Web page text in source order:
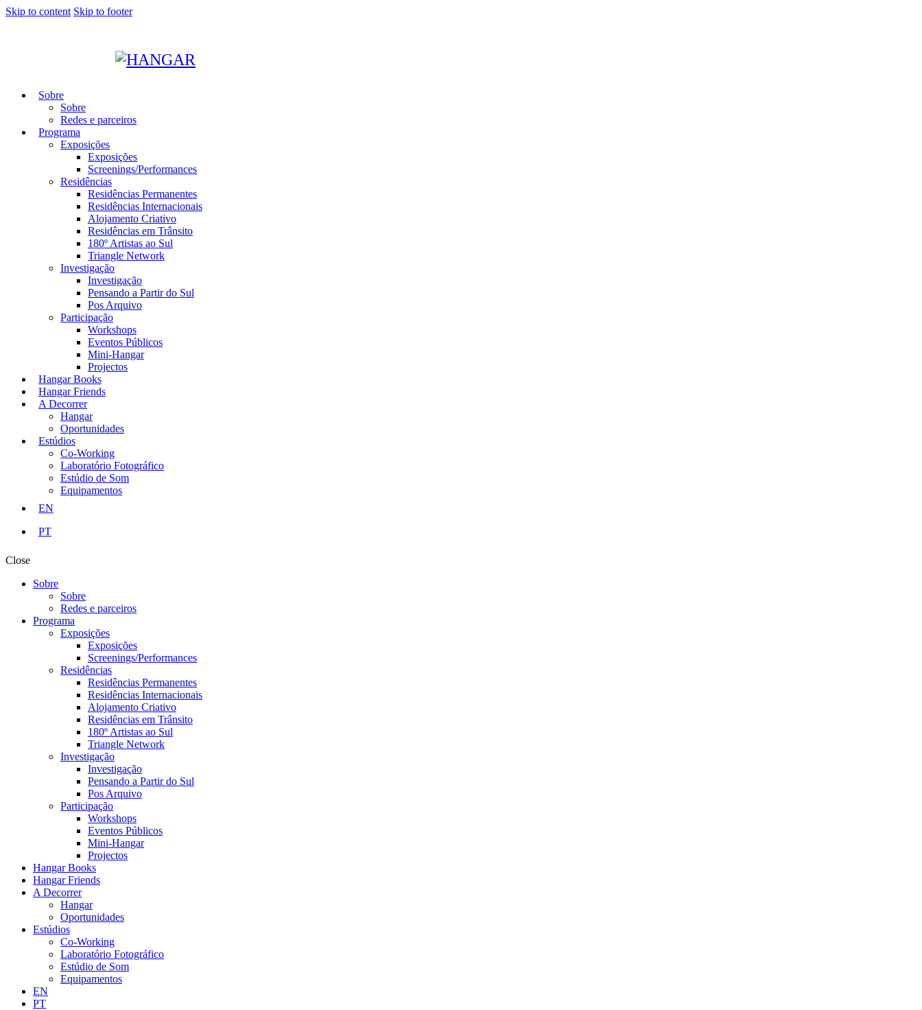
Skip to content Skip to footer
Sobre
Sobre
Redes e parceiros
Programa
Exposições
Exposições
Screenings/Performances
Residências
Residências Permanentes
Residências Internacionais
Alojamento Criativo
Residências em Trânsito
180º Artistas ao Sul
Triangle Network
Investigação
Investigação
Pensando a Partir do Sul
Pos Arquivo
Participação
Workshops
Eventos Públicos
Mini-Hangar
Projectos
Hangar Books
Hangar Friends
A Decorrer
Hangar
Oportunidades
Estúdios
Co-Working
Laboratório Fotográfico
Estúdio de Som
Equipamentos
EN
PT
Close
Sobre
Sobre
Redes e parceiros
Programa
Exposições
Exposições
Screenings/Performances
Residências
Residências Permanentes
Residências Internacionais
Alojamento Criativo
Residências em Trânsito
180º Artistas ao Sul
Triangle Network
Investigação
Investigação
Pensando a Partir do Sul
Pos Arquivo
Participação
Workshops
Eventos Públicos
Mini-Hangar
Projectos
Hangar Books
Hangar Friends
A Decorrer
Hangar
Oportunidades
Estúdios
Co-Working
Laboratório Fotográfico
Estúdio de Som
Equipamentos
EN
PT